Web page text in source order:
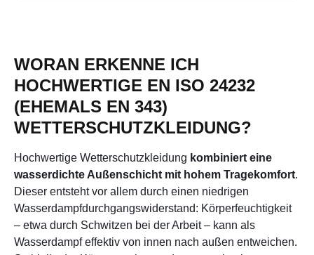
WORAN ERKENNE ICH
HOCHWERTIGE EN ISO 24232
(EHEMALS EN 343)
WETTERSCHUTZKLEIDUNG?
Hochwertige Wetterschutzkleidung kombiniert eine
wasserdichte Außenschicht mit hohem Tragekomfort.
Dieser entsteht vor allem durch einen niedrigen
Wasserdampfdurchgangswiderstand: Körperfeuchtigkeit
– etwa durch Schwitzen bei der Arbeit – kann als
Wasserdampf effektiv von innen nach außen entweichen.